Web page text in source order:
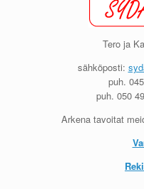
Tero ja
sähköposti:
puh.
puh. 050
Arkena tavoitat